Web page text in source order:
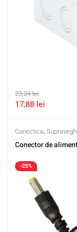
23,24lei
17,88 lei
Conectica,
Conector de
-25%